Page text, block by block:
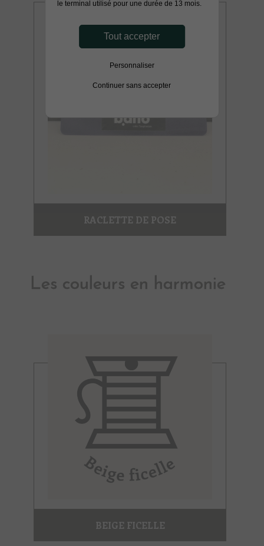
RACLETTE DE POSE
Les couleurs en harmonie
BEIGE FICELLE
le terminal utilisé pour une durée de 13 mois.
Tout accepter
Personnaliser
Continuer sans accepter